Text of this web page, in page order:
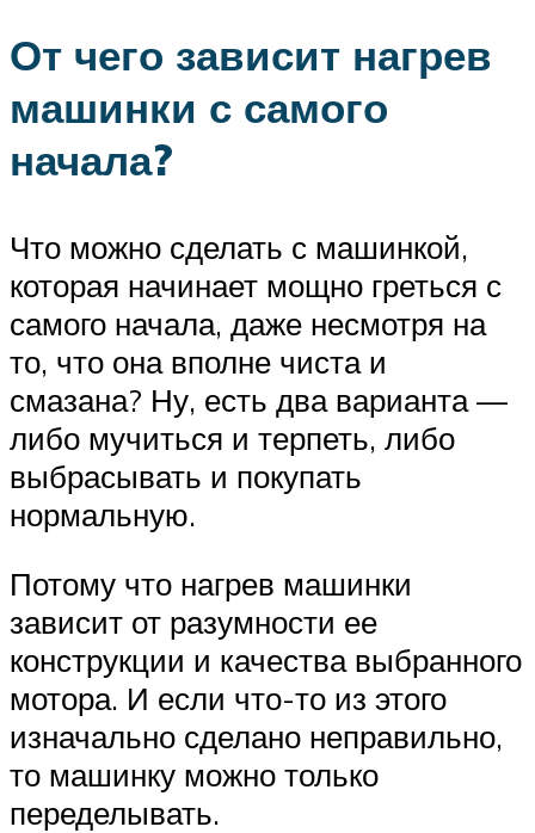
От чего зависит нагрев
машинки с самого
начала?
Что можно сделать с машинкой,
которая начинает мощно греться с
самого начала, даже несмотря на
то, что она вполне чиста и
смазана? Ну, есть два варианта —
либо мучиться и терпеть, либо
выбрасывать и покупать
нормальную.
Потому что нагрев машинки
зависит от разумности ее
конструкции и качества выбранного
мотора. И если что-то из этого
изначально сделано неправильно,
то машинку можно только
переделывать.